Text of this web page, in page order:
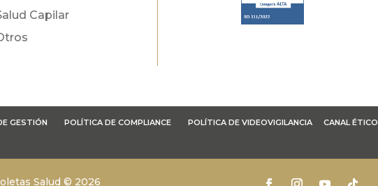
Capilar
GESTIÓN POLÍTICA DE COMPLIANCE POLÍTICA DE VIDEOVIGILANCIA CANAL ÉTICO
Salud © 2026